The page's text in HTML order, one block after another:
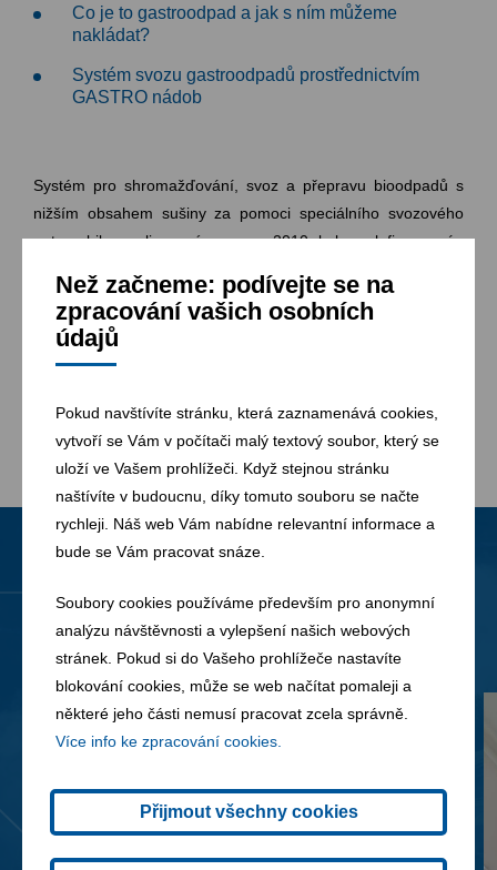
Než začneme: podívejte se na
zpracování vašich osobních
údajů
Pokud navštívíte stránku, která zaznamenává cookies,
vytvoří se Vám v počítači malý textový soubor, který se
uloží ve Vašem prohlížeči. Když stejnou stránku
naštívíte v budoucnu, díky tomuto souboru se načte
rychleji. Náš web Vám nabídne relevantní informace a
bude se Vám pracovat snáze.
Soubory cookies používáme především pro anonymní
analýzu návštěvnosti a vylepšení našich webových
stránek. Pokud si do Vašeho prohlížeče nastavíte
blokování cookies, může se web načítat pomaleji a
některé jeho části nemusí pracovat zcela správně.
Více info ke zpracování cookies.
Přijmout všechny cookies
Co je to gastroodpad a jak s ním můžeme
nakládat?
Systém svozu gastroodpadů prostřednictvím
GASTRO nádob
Systém pro shromažďování, svoz a přepravu bioodpadů s
nižším obsahem sušiny za pomoci speciálního svozového
automobilu realizovaný v roce 2010 byl spolufinancován
životního prostředí ČR v rámci Operačního programu Životní
prostředí.
Novinky Všechny novinky